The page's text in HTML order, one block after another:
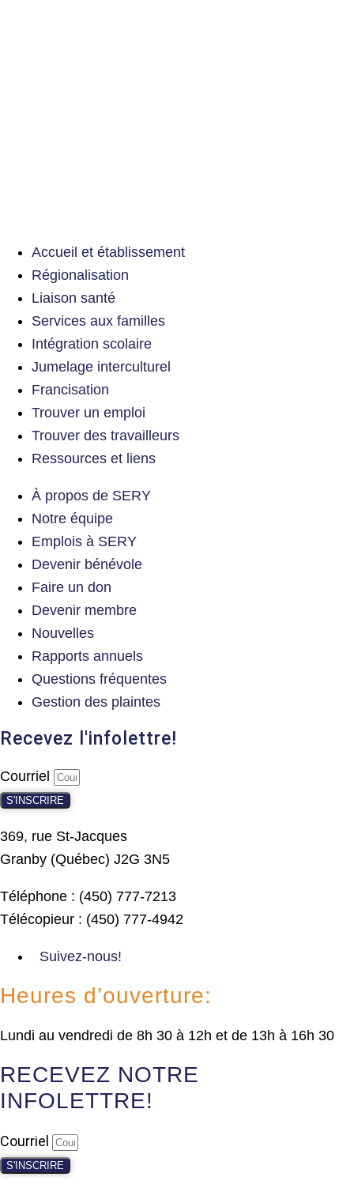
Accueil et établissement
Régionalisation
Liaison santé
Services aux familles
Intégration scolaire
Jumelage interculturel
Francisation
Trouver un emploi
Trouver des travailleurs
Ressources et liens
À propos de SERY
Notre équipe
Emplois à SERY
Devenir bénévole
Faire un don
Devenir membre
Nouvelles
Rapports annuels
Questions fréquentes
Gestion des plaintes
Recevez l'infolettre!
Courriel
S'INSCRIRE
369, rue St-Jacques
Granby (Québec) J2G 3N5
Téléphone : (450) 777-7213
Télécopieur : (450) 777-4942
Suivez-nous!
Heures d’ouverture:
Lundi au vendredi de 8h 30 à 12h et de 13h à 16h 30
RECEVEZ NOTRE
INFOLETTRE!
Courriel
S'INSCRIRE